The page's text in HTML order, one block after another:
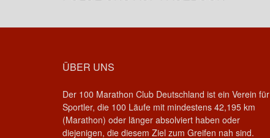
ÜBER UNS
Der 100 Marathon Club Deutschland ist ein Verein für
Sportler, die 100 Läufe mit mindestens 42,195 km
(Marathon) oder länger absolviert haben oder
diejenigen, die diesem Ziel zum Greifen nah sind.